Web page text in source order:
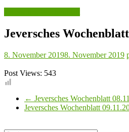
Jeversches
8. November 20198. November 2019
Post Views: 543
← Jeversches Wochenblatt
Jeversches Wochenblatt